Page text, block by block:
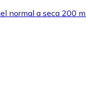
normal a seca 200